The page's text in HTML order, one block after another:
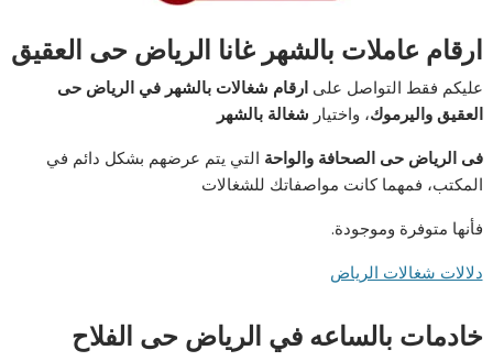
ارقام عاملات بالشهر غانا الرياض حى العقيق
عليكم فقط التواصل علىارقام شغالات بالشهر في الرياض حى
العقيق واليرموك، واختيار شغالة بالشهر
فى الرياض حى الصحافة والواحة التي يتم عرضهم بشكل دائم في
المكتب، فمهما كانت مواصفاتك للشغالات
فأنها متوفرة وموجودة.
دلالات شغالات الرياض
خادمات بالساعه في الرياض حى الفلاح